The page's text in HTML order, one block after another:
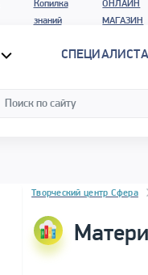
Копилка
знаний
ОНЛАЙН
МАГАЗИН
Блок новостей
Творческий центр Сфера